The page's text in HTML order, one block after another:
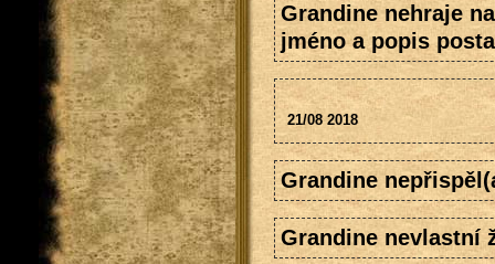
Grandine nehraje
jméno a popis
21/08 2018
Grandine
Grandine nevlastní